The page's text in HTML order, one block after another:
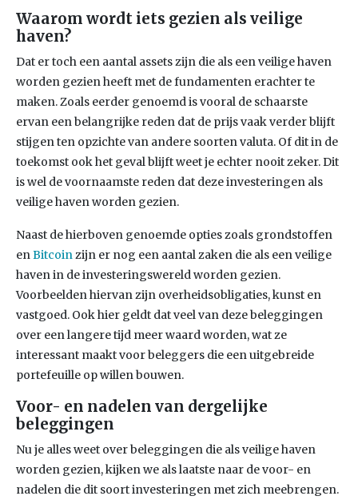
Waarom wordt iets gezien als veilige
haven?
Dat er toch een aantal assets zijn die als een veilige haven
worden gezien heeft met de fundamenten erachter te
maken. Zoals eerder genoemd is vooral de schaarste
ervan een belangrijke reden dat de prijs vaak verder blijft
stijgen ten opzichte van andere soorten valuta. Of dit in de
toekomst ook het geval blijft weet je echter nooit zeker. Dit
is wel de voornaamste reden dat deze investeringen als
veilige haven worden gezien.
Naast de hierboven genoemde opties zoals grondstoffen
enBitcoinzijn er nog een aantal zaken die als een veilige
haven in de investeringswereld worden gezien.
Voorbeelden hiervan zijn overheidsobligaties, kunst en
vastgoed. Ook hier geldt dat veel van deze beleggingen
over een langere tijd meer waard worden, wat ze
interessant maakt voor beleggers die een uitgebreide
portefeuille op willen bouwen.
Voor- en nadelen van dergelijke
beleggingen
Nu je alles weet over beleggingen die als veilige haven
worden gezien, kijken we als laatste naar de voor- en
nadelen die dit soort investeringen met zich meebrengen.